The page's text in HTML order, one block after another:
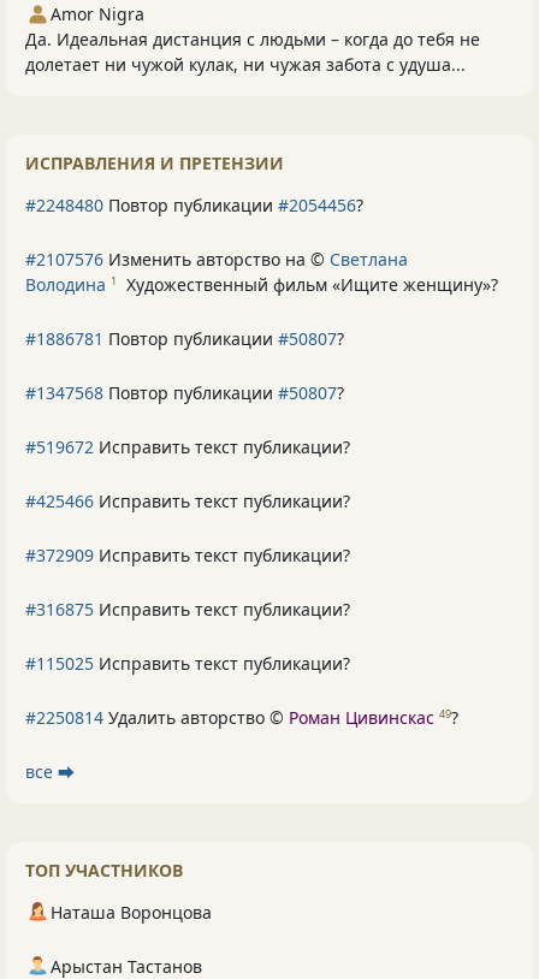
Amor Nigra
Да. Идеальная дистанция с людьми – когда до тебя не
долетает ни чужой кулак, ни чужая забота с удуша...
ИСПРАВЛЕНИЯ И ПРЕТЕНЗИИ
#2248480 Повтор публикации #2054456?
#2107576 Изменить авторство на © Светлана
Володина 1 Художественный фильм «Ищите женщину»?
#1886781 Повтор публикации #50807?
#1347568 Повтор публикации #50807?
#519672 Исправить текст публикации?
#425466 Исправить текст публикации?
#372909 Исправить текст публикации?
#316875 Исправить текст публикации?
#115025 Исправить текст публикации?
#2250814 Удалить авторство © Роман Цивинскас 49?
все ⮕
ТОП УЧАСТНИКОВ
Наташа Воронцова
Арыстан Тастанов